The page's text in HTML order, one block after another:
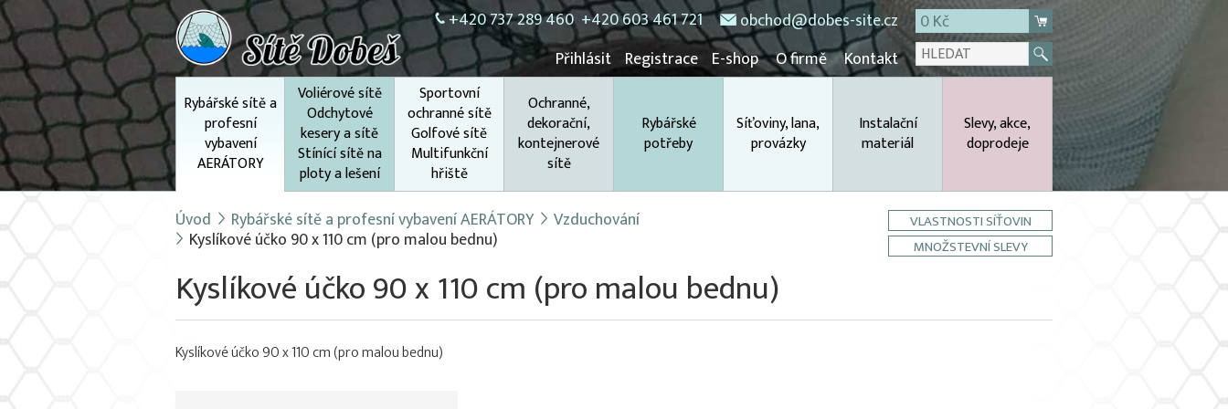
+420 737 289 460 +420 603 461 721 obchod@dobes-site.cz
0 Kč
Přihlásit Registrace E-shop O firmě Kontakt
Rybářské sítě a
profesní
vybavení
AERÁTORY
Voliérové sítě
Odchytové
kesery a sítě
Stínící sítě na
ploty a lešení
Sportovní
ochranné sítě
Golfové sítě
Multifunkční
hřiště
Ochranné,
dekorační,
kontejnerové
sítě
Rybářské
potřeby
Síťoviny, lana,
provázky
Instalační
materiál
Slevy, akce,
doprodeje
Úvod Rybářské sítě a profesní vybavení AERÁTORY Vzduchování
Kyslíkové účko 90 x 110 cm (pro malou bednu)
VLASTNOSTI SÍŤOVIN
MNOŽSTEVNÍ SLEVY
Kyslíkové účko 90 x 110 cm (pro malou bednu)
Kyslíkové účko 90 x 110 cm (pro malou bednu)